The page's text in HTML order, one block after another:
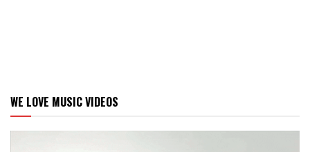
WE LOVE MUSIC VIDEOS